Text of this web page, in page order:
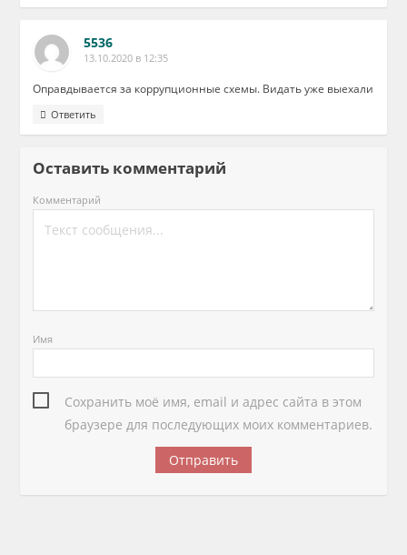
5536
13.10.2020 в 12:35
Оправдывается за коррупционные схемы. Видать уже выехали
Ответить
Оставить комментарий
Комментарий
Имя
Сохранить моё имя, email и адрес сайта в этом
браузере для последующих моих комментариев.